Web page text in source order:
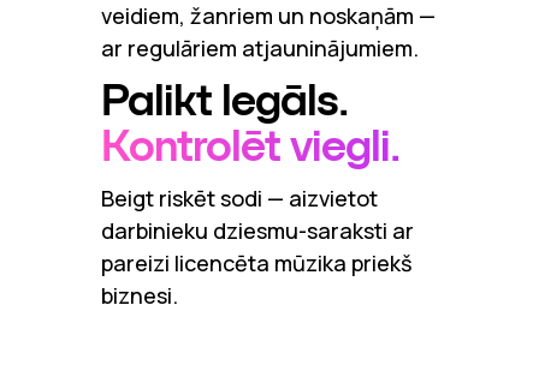
veidiem, žanriem un noskaņām —
ar regulāriem atjauninājumiem.
Kontrolēt viegli.
Palikt legāls.
Beigt riskēt sodi — aizvietot
darbinieku dziesmu-saraksti ar
pareizi licencēta mūzika priekš
biznesi.